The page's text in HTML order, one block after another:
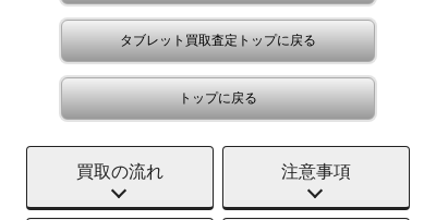
タブレット買取査定トップに戻る
トップに戻る
買取の流れ 注意事項